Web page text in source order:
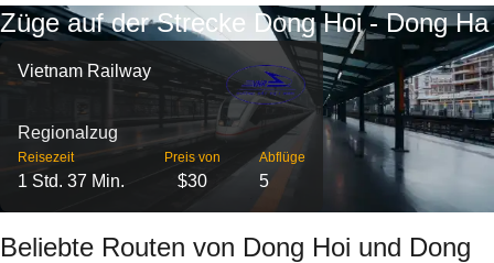
Züge auf der Strecke Dong Hoi - Dong Ha
Vietnam Railway
Regionalzug
Reisezeit
1 Std. 37 Min.
Preis von
$30
Abflüge
5
Beliebte Routen von Dong Hoi und Dong